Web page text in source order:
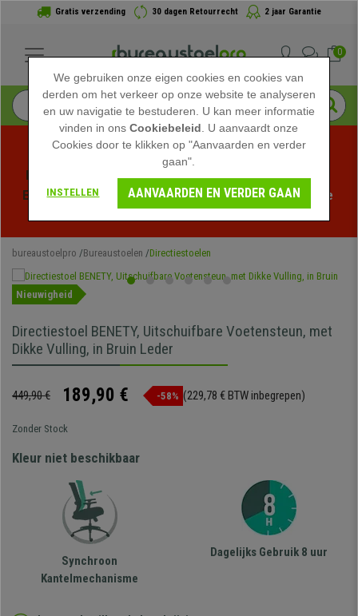
Gratis verzending 30 dagen Retourrecht 2 jaar Garantie
0
Profiteer van de Zomeruitverkoop bij bureaustoelpro!
Exclusieve kortingen voor een beperkte tijd - Bekijk de
bureaustoelpro Bureaustoelen Directiestoelen
Nieuwigheid
Directiestoel BENETY, Uitschuifbare Voetensteun, met
Dikke Vulling, in Bruin Leder
449,90 € 189,90 € -58% (229,78 € BTW inbegrepen)
Zonder Stock
Kleur niet beschikbaar
Synchroon
Kantelmechanisme
Dagelijks Gebruik 8 uur
We gebruiken onze eigen cookies en cookies van
derden om het verkeer op onze website te analyseren
en uw navigatie te bestuderen. U kan meer informatie
vinden in onsCookiebeleid . U aanvaardt onze
Cookies door te klikken op "Aanvaarden en verder
gaan".
INSTELLEN AANVAARDEN EN VERDER GAAN